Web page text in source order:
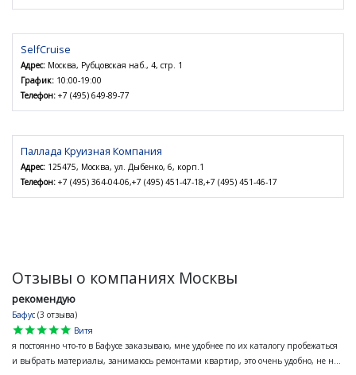
SelfCruise
Адрес: Москва, Рубцовская наб., 4, стр. 1
График: 10:00-19:00
Телефон: +7 (495) 649-89-77
Паллада Круизная Компания
Адрес: 125475, Москва, ул. Дыбенко, 6, корп.1
Телефон: +7 (495) 364-04-06,+7 (495) 451-47-18,+7 (495) 451-46-17
Отзывы о компаниях Москвы
рекомендую
Бафус (3 отзыва)
star
star
star
star
star
Витя
я постоянно что-то в Бафусе заказываю, мне удобнее по их каталогу пробежаться
и выбрать материалы, занимаюсь ремонтами квартир, это очень удобно, не н...